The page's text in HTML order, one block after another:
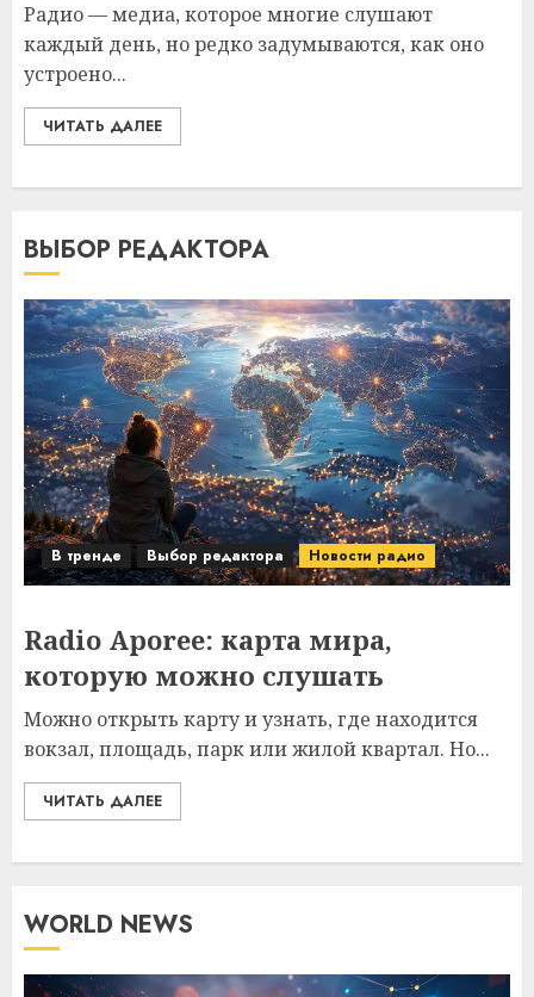
Радио — медиа, которое многие слушают
каждый день, но редко задумываются, как оно
устроено...
ЧИТАТЬ ДАЛЕЕ
ВЫБОР РЕДАКТОРА
В тренде Выбор редактора Новости радио
Radio Aporee: карта мира,
которую можно слушать
Можно открыть карту и узнать, где находится
вокзал, площадь, парк или жилой квартал. Но...
ЧИТАТЬ ДАЛЕЕ
WORLD NEWS